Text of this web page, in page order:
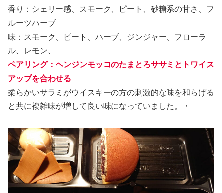
香り：シェリー感、スモーク、ピート、砂糖系の甘さ、フ
ルーツハーブ
味：スモーク、ピート、ハーブ、ジンジャー、フローラ
ル、レモン、
ペアリング：ヘンジンモッコのたまとろササミとトワイス
アップを合わせる
柔らかいサラミがウイスキーの方の刺激的な味を和らげる
と共に複雑味が増して良い味になっていました。・